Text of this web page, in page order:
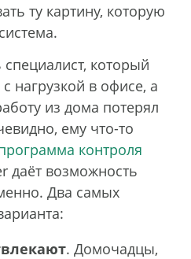
ту картину, которую
специалист, который
нагрузкой в офисе, а
из дома потерял
ему что-то
контроля
даёт возможность
Два самых
. Домочадцы,